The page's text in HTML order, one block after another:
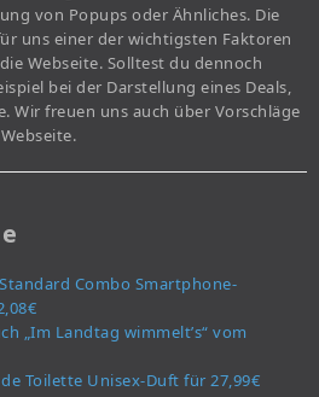
von Popups oder Ähnliches. Die
uns einer der wichtigsten Faktoren
Webseite. Solltest du dennoch
bei der Darstellung eines Deals,
Wir freuen uns auch über Vorschläge
Combo Smartphone-
„Im Landtag wimmelt’s“ vom
Toilette Unisex-Duft für 27,99€